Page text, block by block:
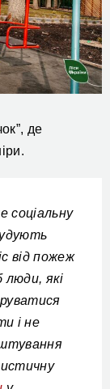
де
соціальну
від пожеж
які
і не